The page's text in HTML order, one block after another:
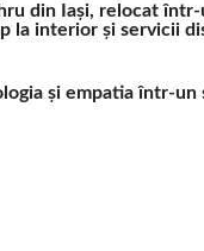
din Iași, relocat
la interior și servicii
și empatia într-un